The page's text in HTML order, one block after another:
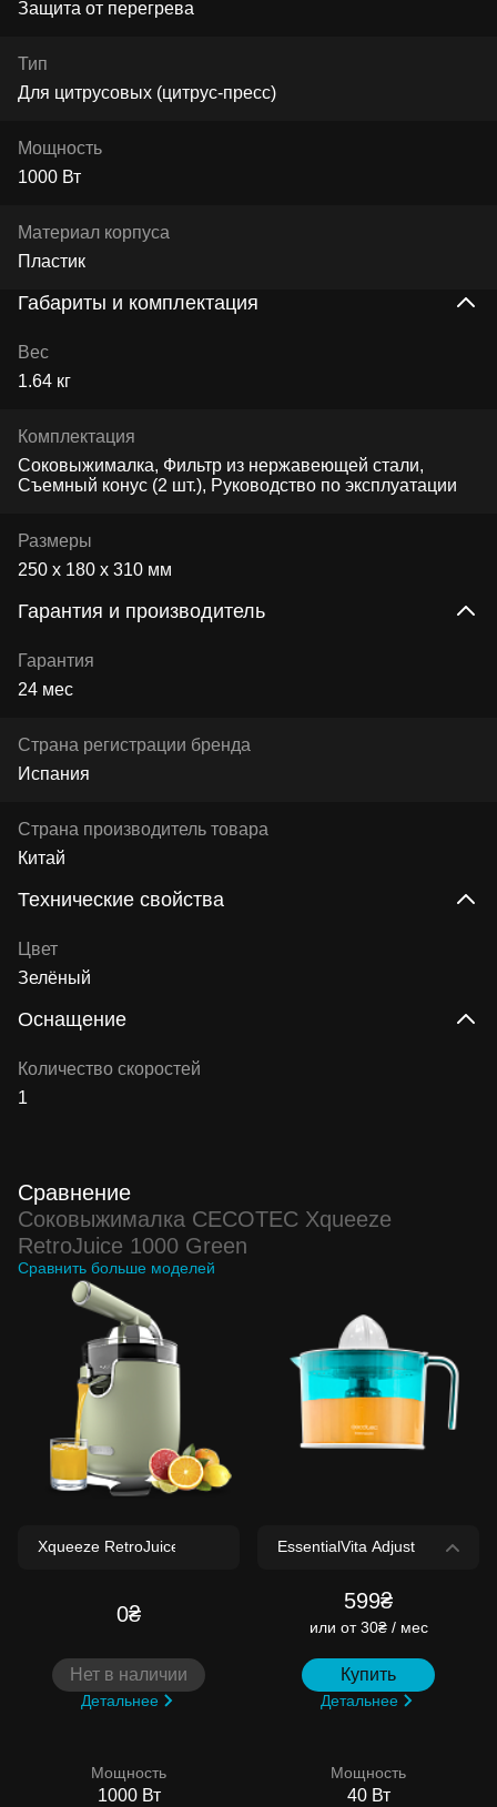
Защита от перегрева
Тип
Для цитрусовых (цитрус-пресс)
Мощность
1000 Вт
Материал корпуса
Пластик
Габариты и комплектация
Вес
1.64 кг
Комплектация
Соковыжималка, Фильтр из нержавеющей стали,
Съемный конус (2 шт.), Руководство по эксплуатации
Размеры
250 х 180 х 310 мм
Гарантия и производитель
Гарантия
24 мес
Страна регистрации бренда
Испания
Страна производитель товара
Китай
Технические свойства
Цвет
Зелёный
Оснащение
Количество скоростей
1
Сравнение
Соковыжималка CECOTEC Xqueeze
RetroJuice 1000 Green
Сравнить больше моделей
0₴
Нет в наличии
Детальнее
Мощность
1000 Вт
599₴
или от 30₴ / мес
Купить
Детальнее
Мощность
40 Вт